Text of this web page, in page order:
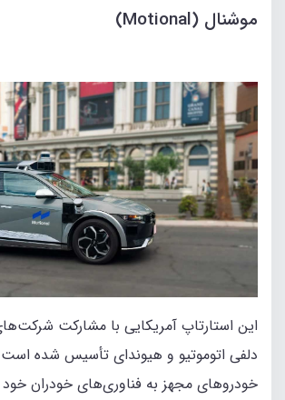
موشنال (Motional)
این استارتاپ آمریکایی با مشارکت
دلفی اتوموتیو و هیوندای تأسیس شده
خودروهای مجهز به فناوری‌های خودران